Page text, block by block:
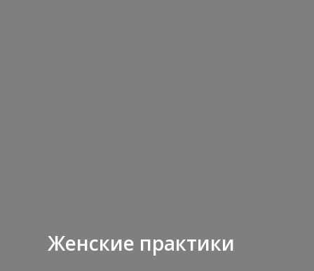
Женские практики